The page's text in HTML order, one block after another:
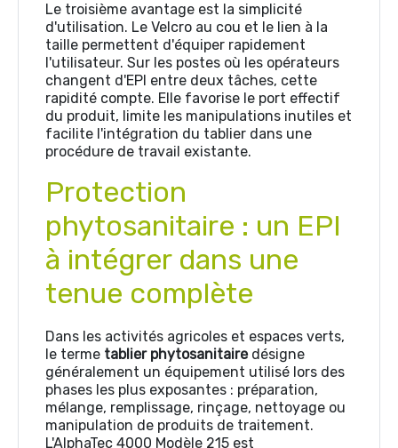
Le troisième avantage est la simplicité
d'utilisation. Le Velcro au cou et le lien à la
taille permettent d'équiper rapidement
l'utilisateur. Sur les postes où les opérateurs
changent d'EPI entre deux tâches, cette
rapidité compte. Elle favorise le port effectif
du produit, limite les manipulations inutiles et
facilite l'intégration du tablier dans une
procédure de travail existante.
Protection
phytosanitaire : un EPI
à intégrer dans une
tenue complète
Dans les activités agricoles et espaces verts,
le terme tablier phytosanitairedésigne
généralement un équipement utilisé lors des
phases les plus exposantes : préparation,
mélange, remplissage, rinçage, nettoyage ou
manipulation de produits de traitement.
L'AlphaTec 4000 Modèle 215 est